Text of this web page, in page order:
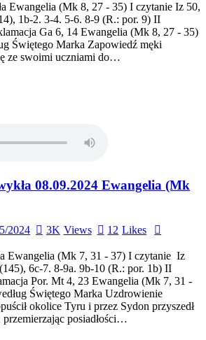
Ewangelia (Mk 8, 27 - 35) I czytanie Iz 50,
1b-2. 3-4. 5-6. 8-9 (R.: por. 9) II
Ga 6, 14 Ewangelia (Mk 8, 27 - 35)
Świętego Marka Zapowiedź męki
ze swoimi uczniami do…
08.09.2024 Ewangelia (Mk
2024 3K Views 12 Likes
Ewangelia (Mk 7, 31 - 37) I czytanie Iz
6c-7. 8-9a. 9b-10 (R.: por. 1b) II
Por. Mt 4, 23 Ewangelia (Mk 7, 31 -
Świętego Marka Uzdrowienie
okolice Tyru i przez Sydon przyszedł
posiadłości…